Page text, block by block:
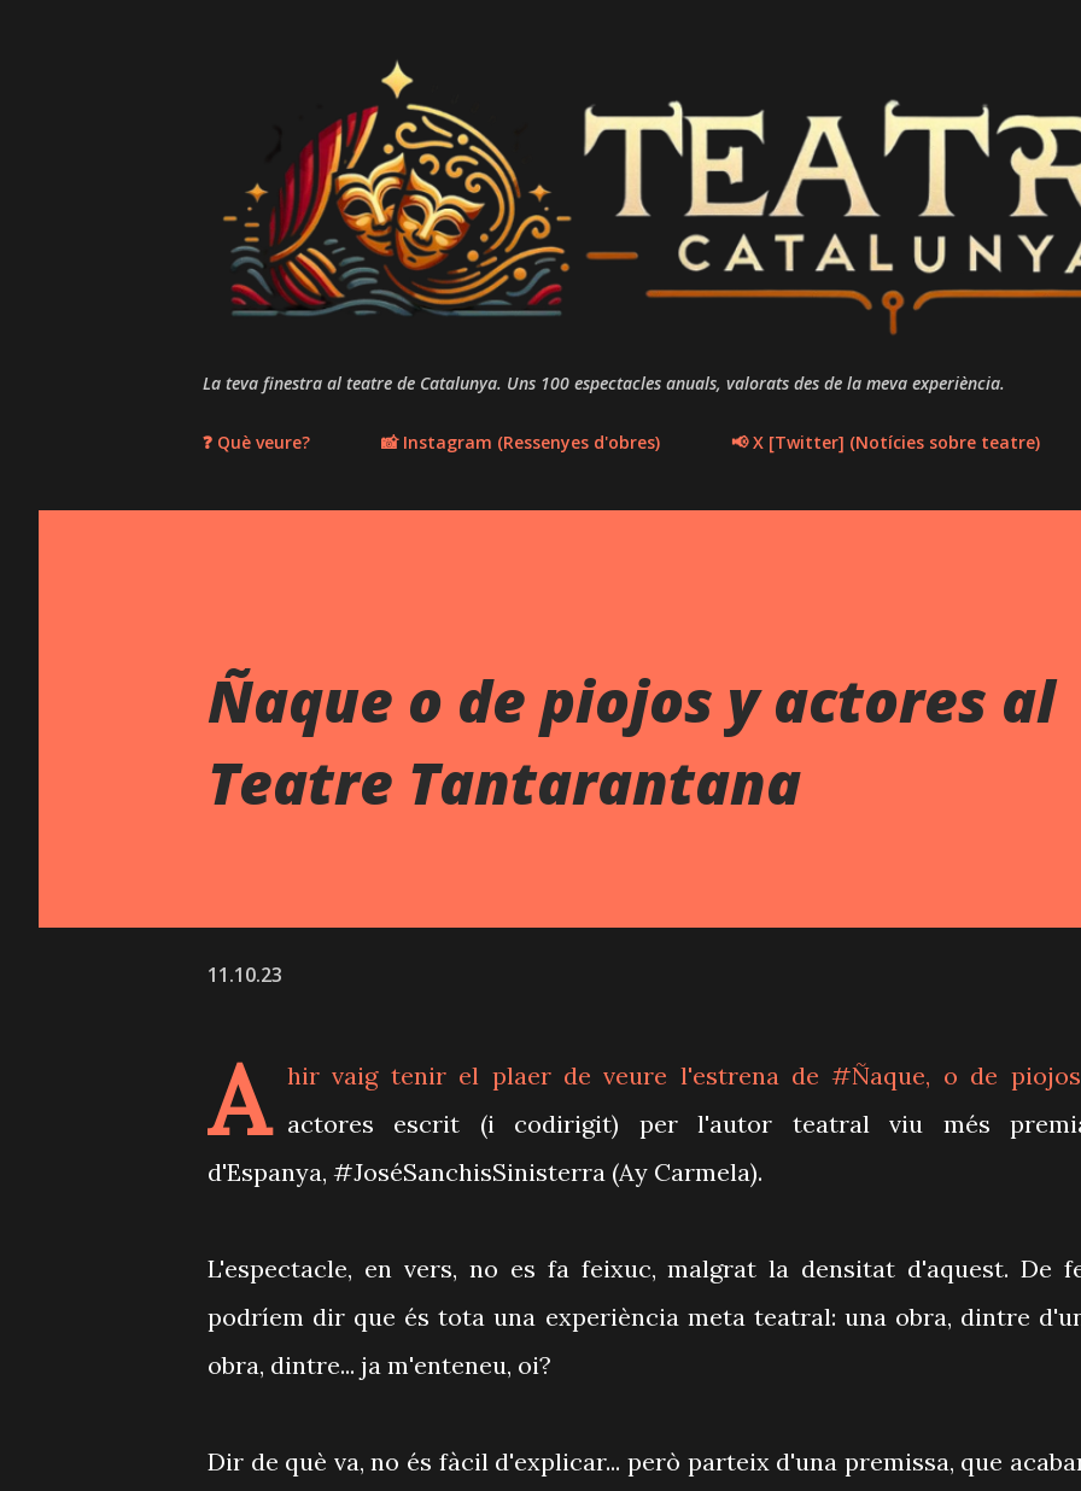
La teva finestra al teatre de Catalunya. Uns 100 espectacles anuals, valorats des de la meva experiència.
❓ Què veure? 📸 Instagram (Ressenyes d'obres) 📢 X [Twitter] (Notícies sobre teatre)
Ñaque o de piojos y actores al
Teatre Tantarantana
11.10.23
A
hir vaig tenir el plaer de veure l'estrena de #Ñaque, o de
actores escrit (i codirigit) per l'autor teatral viu més
d'Espanya, #JoséSanchisSinisterra (Ay Carmela).
L'espectacle, en vers, no es fa feixuc, malgrat la densitat d'aquest. De
podríem dir que és tota una experiència meta teatral: una obra, dintre
obra, dintre... ja m'enteneu, oi?
Dir de què va, no és fàcil d'explicar... però parteix d'una premissa, que